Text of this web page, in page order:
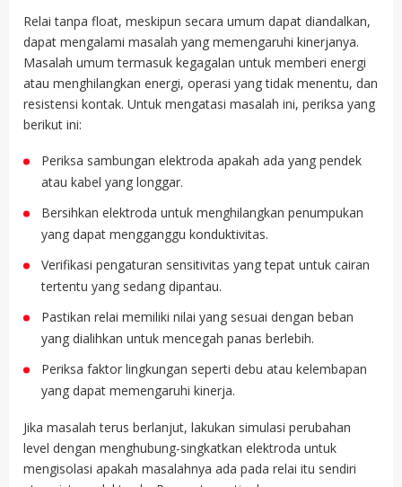
Relai tanpa float, meskipun secara umum dapat diandalkan,
dapat mengalami masalah yang memengaruhi kinerjanya.
Masalah umum termasuk kegagalan untuk memberi energi
atau menghilangkan energi, operasi yang tidak menentu, dan
resistensi kontak. Untuk mengatasi masalah ini, periksa yang
berikut ini:
Periksa sambungan elektroda apakah ada yang pendek
atau kabel yang longgar.
Bersihkan elektroda untuk menghilangkan penumpukan
yang dapat mengganggu konduktivitas.
Verifikasi pengaturan sensitivitas yang tepat untuk cairan
tertentu yang sedang dipantau.
Pastikan relai memiliki nilai yang sesuai dengan beban
yang dialihkan untuk mencegah panas berlebih.
Periksa faktor lingkungan seperti debu atau kelembapan
yang dapat memengaruhi kinerja.
Jika masalah terus berlanjut, lakukan simulasi perubahan
level dengan menghubung-singkatkan elektroda untuk
mengisolasi apakah masalahnya ada pada relai itu sendiri